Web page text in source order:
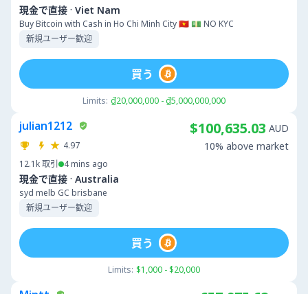
現金で直接 · Viet Nam
Buy Bitcoin with Cash in Ho Chi Minh City 🇻🇳 💵 NO KYC
新規ユーザー歓迎
Limits: ₫20,000,000 - ₫5,000,000,000
買う
julian1212
4.97
12.1k取引 4 mins ago
現金で直接 · Australia
syd melb GC brisbane
新規ユーザー歓迎
$100,635.03 AUD
10% above market
Limits: $1,000 - $20,000
買う